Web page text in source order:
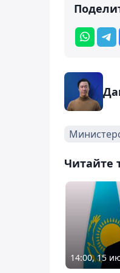
Читайте
14:00, 15